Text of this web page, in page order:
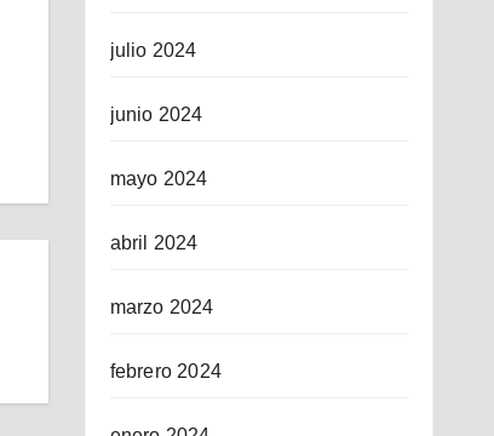
julio 2024
junio 2024
mayo 2024
abril 2024
marzo 2024
febrero 2024